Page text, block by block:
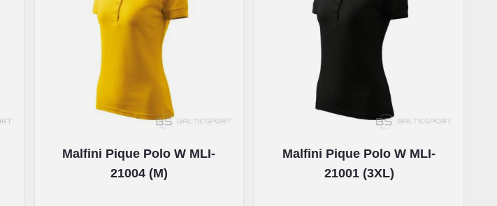
Malfini Pique Polo W MLI-
21004 (M)
Malfini Pique Polo W MLI-
21001 (3XL)